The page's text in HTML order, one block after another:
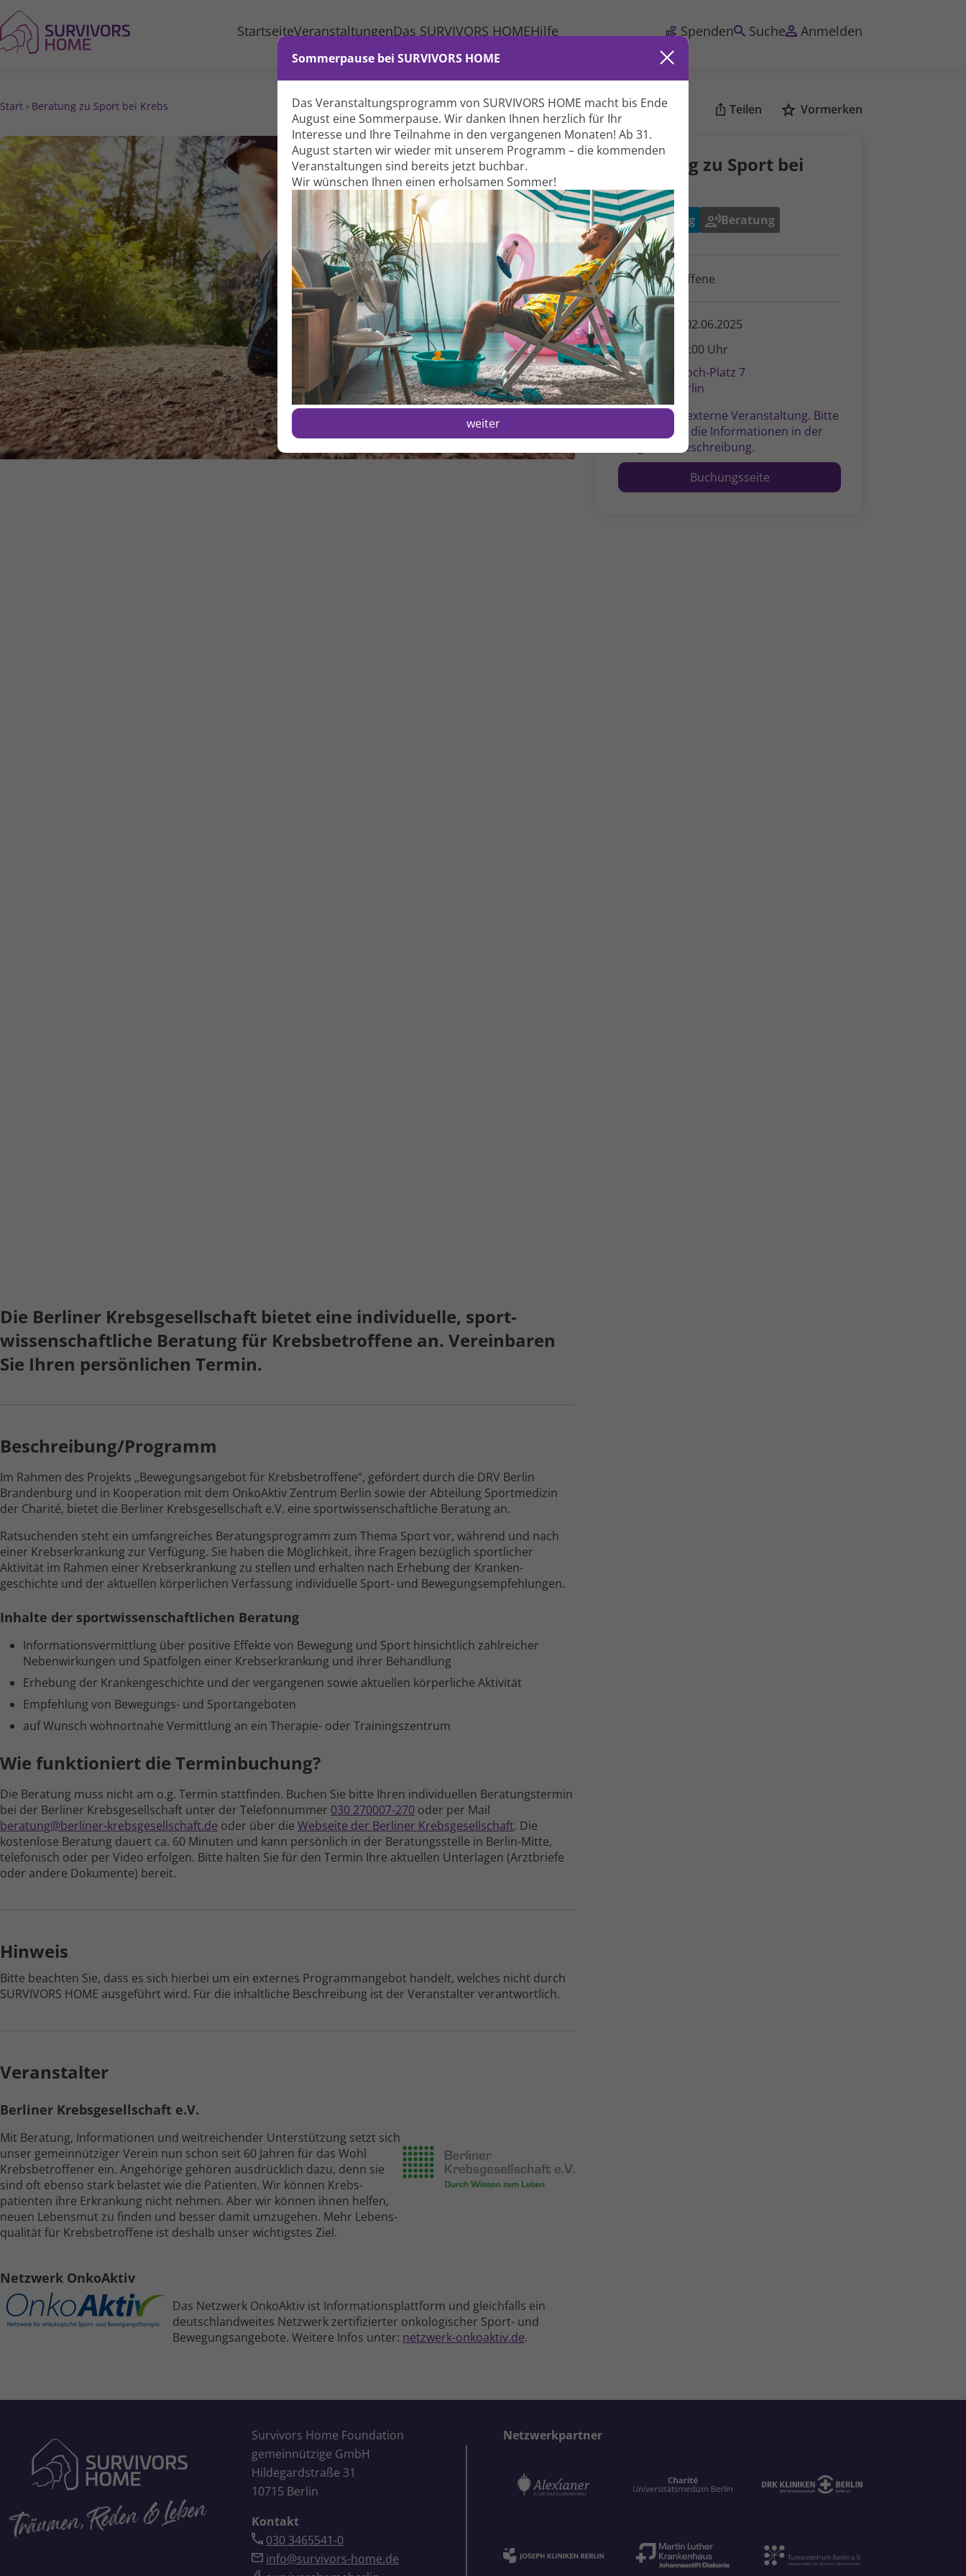
StartseiteVeranstaltungenDas SURVIVORS HOMEHilfe Spenden Suche Anmelden
Sommerpause bei SURVIVORS HOME
Das Veranstaltungs­programm von SURVIVORS HOME macht bis Ende
August eine Sommer­pause. Wir danken Ihnen herzlich für Ihr
Interesse und Ihre Teil­nahme in den vergangenen Monaten! Ab 31.
August starten wir wieder mit unserem Programm – die kommenden
Veranstal­tungen sind bereits jetzt buchbar.
Wir wünschen Ihnen einen erholsamen Sommer!
weiter
Start › Beratung zu Sport bei Krebs Teilen Vormerken
Die Berliner Krebs­gesellschaft bietet eine individuelle, sport­
wissen­schaft­liche Beratung für Krebs­betroffene an. Vereinbaren
Sie Ihren persön­lichen Termin.
Beschreibung/Programm
Im Rahmen des Projekts „Bewegungs­angebot für Krebs­betroffene“, gefördert durch die DRV Berlin
Brandenburg und in Kooperation mit dem OnkoAktiv Zentrum Berlin sowie der Abteilung Sport­medizin
der Charité, bietet die Berliner Krebs­gesellschaft e.V. eine sportwissen­schaftliche Beratung an.
Ratsuchenden steht ein umfangreiches Beratungs­programm zum Thema Sport vor, während und nach
einer Krebs­erkrankung zur Verfügung. Sie haben die Möglichkeit, ihre Fragen bezüglich sportlicher
Aktivität im Rahmen einer Krebs­erkrankung zu stellen und erhalten nach Erhebung der Kranken­
geschichte und der aktuellen körperlichen Verfassung individuelle Sport- und Bewegungs­empfehlungen.
Inhalte der sportwissenschaftlichen Beratung
Informations­vermittlung über positive Effekte von Bewegung und Sport hinsichtlich zahlreicher
Neben­wirkungen und Spätfolgen einer Krebs­erkrankung und ihrer Behandlung
Erhebung der Kranken­geschichte und der vergangenen sowie aktuellen körperliche Aktivität
Empfehlung von Bewegungs- und Sport­angeboten
auf Wunsch wohnortnahe Vermittlung an ein Therapie- oder Trainingszentrum
Wie funktioniert die Terminbuchung?
Die Beratung muss nicht am o.g. Termin stattfinden. Buchen Sie bitte Ihren individuellen Beratungs­termin
bei der Berliner Krebs­gesellschaft unter der Telefon­nummer 030 270007-270 oder per Mail
beratung@berliner-krebsgesellschaft.de oder über die Webseite der Berliner Krebsgesellschaft. Die
kostenlose Beratung dauert ca. 60 Minuten und kann persönlich in der Beratungs­stelle in Berlin-Mitte,
telefonisch oder per Video erfolgen. Bitte halten Sie für den Termin Ihre aktuellen Unterlagen (Arztbriefe
oder andere Dokumente) bereit.
Hinweis
Bitte beachten Sie, dass es sich hierbei um ein externes Programm­angebot handelt, welches nicht durch
SURVIVORS HOME ausgeführt wird. Für die inhaltliche Beschrei­bung ist der Veranstalter verantwortlich.
Veranstalter
Berliner Krebs­gesellschaft e.V.
Mit Beratung, Informationen und weitreichender Unter­stützung setzt sich
unser gemein­nütziger Verein nun schon seit 60 Jahren für das Wohl
Krebs­betroffener ein. Angehörige gehören ausdrücklich dazu, denn sie
sind oft ebenso stark belastet wie die Patienten. Wir können Krebs­
patienten ihre Erkrankung nicht nehmen. Aber wir können ihnen helfen,
neuen Lebens­mut zu finden und besser damit umzugehen. Mehr Lebens­
qualität für Krebs­betroffene ist deshalb unser wichtigstes Ziel.
Netzwerk OnkoAktiv
Das Netzwerk OnkoAktiv ist Informations­plattform und gleichfalls ein
deutschland­weites Netzwerk zertifizierter onko­logischer Sport- und
Bewegungs­angebote. Weitere Infos unter: netzwerk-onkoaktiv.de.
Beratung zu Sport bei
Krebs
Bewegung Beratung
Für Betroffene
Montag, 02.06.2025
12:00 - 16:00 Uhr
Robert-Koch-Platz 7
10115 Berlin
Dies ist eine externe Veranstal­tung. Bitte
beachten Sie die Informa­tionen in der
Programm­beschreibung.
Buchungsseite
Survivors Home Foundation
gemeinnützige GmbH
Hildegardstraße 31
10715 Berlin
Kontakt
030 3465541-0
info@survivors-home.de
Netzwerkpartner